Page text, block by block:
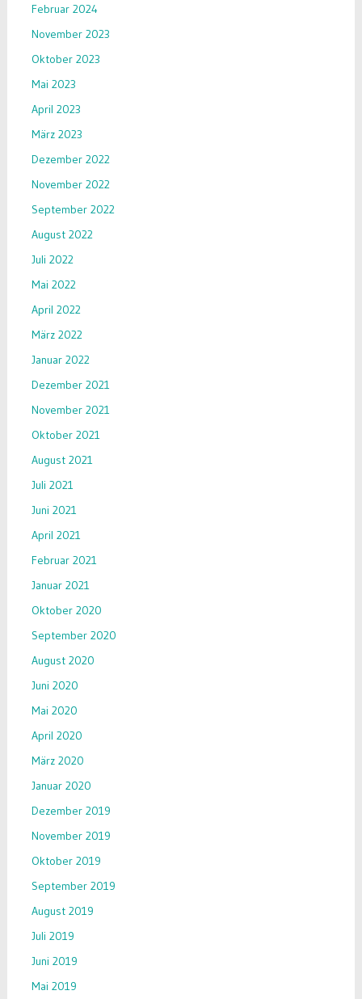
Februar 2024
November 2023
Oktober 2023
Mai 2023
April 2023
März 2023
Dezember 2022
November 2022
September 2022
August 2022
Juli 2022
Mai 2022
April 2022
März 2022
Januar 2022
Dezember 2021
November 2021
Oktober 2021
August 2021
Juli 2021
Juni 2021
April 2021
Februar 2021
Januar 2021
Oktober 2020
September 2020
August 2020
Juni 2020
Mai 2020
April 2020
März 2020
Januar 2020
Dezember 2019
November 2019
Oktober 2019
September 2019
August 2019
Juli 2019
Juni 2019
Mai 2019